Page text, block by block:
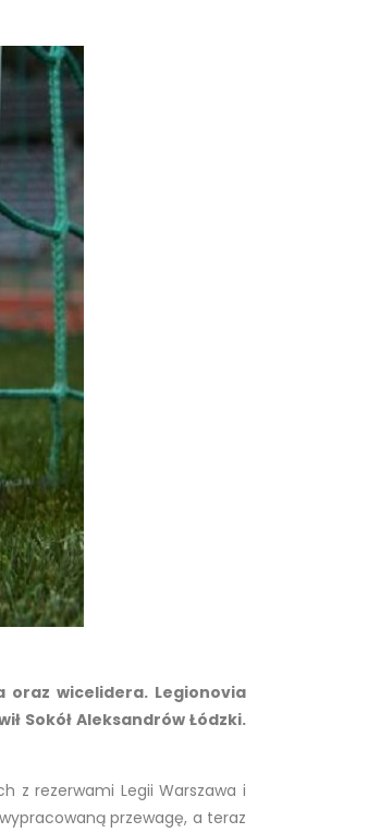
oraz wicelidera. Legionovia
Sokół Aleksandrów Łódzki.
z rezerwami Legii Warszawa i
przewagę, a teraz